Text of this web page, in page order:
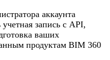
аккаунта
запись с API,
ваших
продуктам BIM 360